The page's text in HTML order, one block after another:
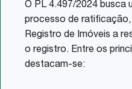
O PL 4.497/2024 busca
processo de
Registro de Imóveis a
o registro. Entre os
destacam-se: